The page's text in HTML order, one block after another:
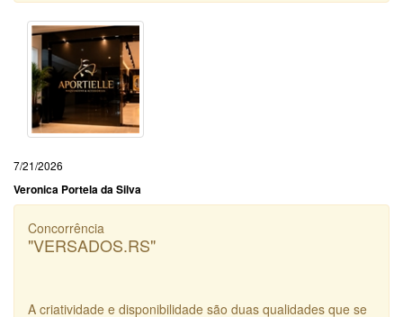
7/21/2026
Veronica Portela da Silva
Concorrência
"VERSADOS.RS"
A criatividade e disponibilidade são duas qualidades que se